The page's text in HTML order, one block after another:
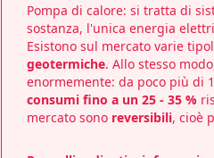
Pompa di calore: si tratta di
sostanza, l'unica energia
Esistono sul mercato varie
geotermiche. Allo stesso
enormemente: da poco più di
consumi fino a un 25 - 35 %
mercato sono reversibili, cioè